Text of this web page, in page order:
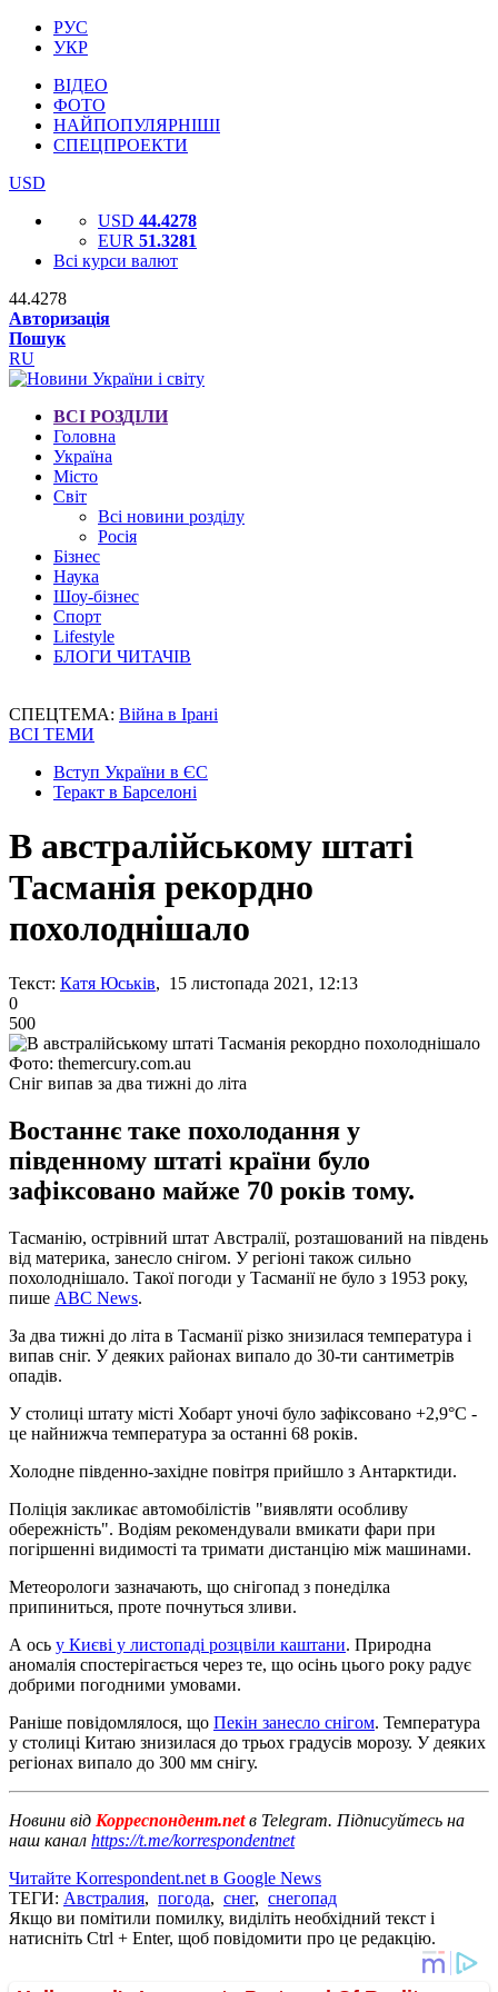
РУС
УКР
ВІДЕО
ФОТО
НАЙПОПУЛЯРНІШІ
СПЕЦПРОЕКТИ
USD
USD 44.4278
EUR 51.3281
Всі курси валют
44.4278
Авторизація
Пошук
RU
ВСІ РОЗДІЛИ
Головна
Україна
Місто
Світ
Всі новини розділу
Росія
Бізнес
Наука
Шоу-бізнес
Спорт
Lifestyle
БЛОГИ ЧИТАЧІВ
СПЕЦТЕМА: Війна в Ірані
ВСІ ТЕМИ
Вступ України в ЄС
Теракт в Барселоні
В австралійському штаті
Тасманія рекордно
похолоднішало
Текст: Катя Юськів, 15 листопада 2021, 12:13
0
500
Фото: themercury.com.au
Сніг випав за два тижні до літа
Востаннє таке похолодання у
південному штаті країни було
зафіксовано майже 70 років тому.
Тасманію, острівний штат Австралії, розташований на південь
від материка, занесло снігом. У регіоні також сильно
похолоднішало. Такої погоди у Тасманії не було з 1953 року,
пише ABC News.
За два тижні до літа в Тасманії різко знизилася температура і
випав сніг. У деяких районах випало до 30-ти сантиметрів
опадів.
У столиці штату місті Хобарт уночі було зафіксовано +2,9°С -
це найнижча температура за останні 68 років.
Холодне південно-західне повітря прийшло з Антарктиди.
Поліція закликає автомобілістів "виявляти особливу
обережність". Водіям рекомендували вмикати фари при
погіршенні видимості та тримати дистанцію між машинами.
Метеорологи зазначають, що снігопад з понеділка
припиниться, проте почнуться зливи.
А ось у Києві у листопаді розцвіли каштани. Природна
аномалія спостерігається через те, що осінь цього року радує
добрими погодними умовами.
Раніше повідомлялося, що Пекін занесло снігом. Температура
у столиці Китаю знизилася до трьох градусів морозу. У деяких
регіонах випало до 300 мм снігу.
Новини від Корреспондент.netв Telegram. Підписуйтесь на
наш канал https://t.me/korrespondentnet
Читайте Korrespondent.net в Google News
ТЕГИ: Австралия, погода, снег, снегопад
Якщо ви помітили помилку, виділіть необхідний текст і
натисніть Ctrl + Enter, щоб повідомити про це редакцію.